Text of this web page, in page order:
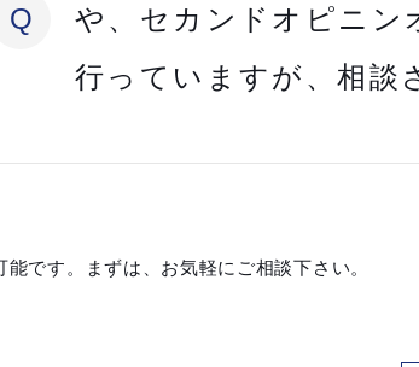
Q
や、セカンドオピニン
行っていますが、相談
能です。まずは、お気軽にご相談下さい。